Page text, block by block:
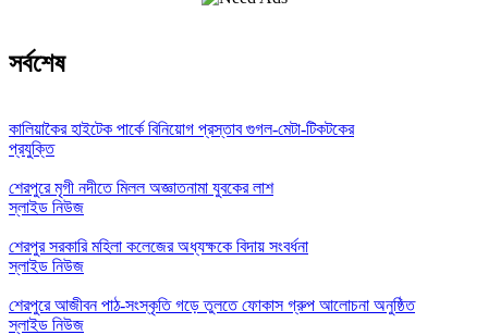
সর্বশেষ
কালিয়াকৈর হাইটেক পার্কে বিনিয়োগ প্রস্তাব গুগল-মেটা-টিকটকের
প্রযুক্তি
শেরপুরে মৃগী নদীতে মিলল অজ্ঞাতনামা যুবকের লাশ
স্লাইড নিউজ
শেরপুর সরকারি মহিলা কলেজের অধ্যক্ষকে বিদায় সংবর্ধনা
স্লাইড নিউজ
শেরপুরে আজীবন পাঠ-সংস্কৃতি গড়ে তুলতে ফোকাস গ্রুপ আলোচনা অনুষ্ঠিত
স্লাইড নিউজ